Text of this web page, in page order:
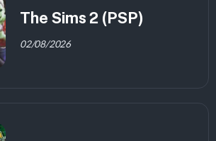
The Sims 2 (PSP)
02/08/2026